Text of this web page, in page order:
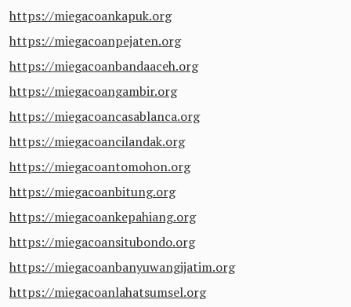
https://miegacoankapuk.org
https://miegacoanpejaten.org
https://miegacoanbandaaceh.org
https://miegacoangambir.org
https://miegacoancasablanca.org
https://miegacoancilandak.org
https://miegacoantomohon.org
https://miegacoanbitung.org
https://miegacoankepahiang.org
https://miegacoansitubondo.org
https://miegacoanbanyuwangijatim.org
https://miegacoanlahatsumsel.org